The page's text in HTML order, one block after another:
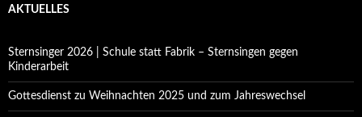
AKTUELLES
Sternsinger 2026 | Schule statt Fabrik – Sternsingen gegen
Kinderarbeit
Gottesdienst zu Weihnachten 2025 und zum Jahreswechsel